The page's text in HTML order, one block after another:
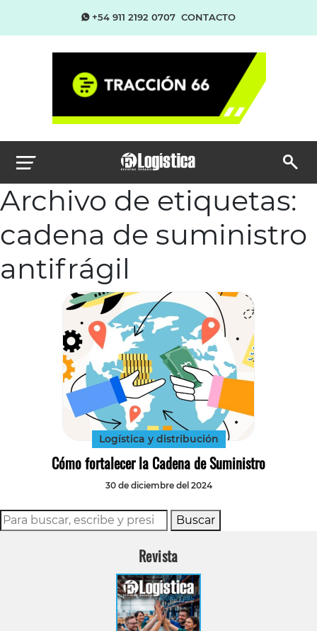
+54 911 2192 0707 CONTACTO
Archivo de etiquetas:
cadena de suministro
antifrágil
Logística y distribución
Cómo fortalecer la Cadena de Suministro
30 de diciembre del 2024
Buscar
Revista